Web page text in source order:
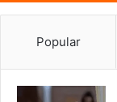
Popular